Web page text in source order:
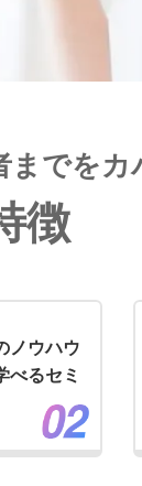
までをカ
徴
ノウハウ
べるセミ